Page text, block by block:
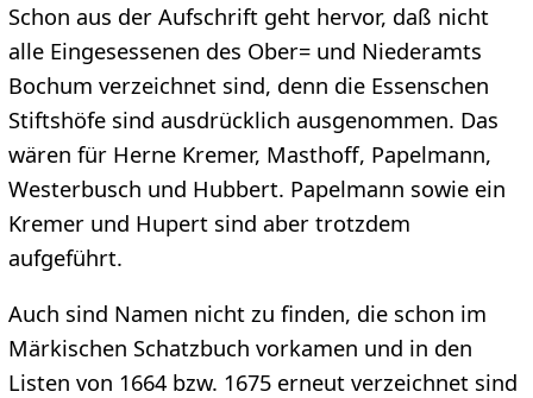
Schon aus der Aufschrift geht hervor, daß nicht
alle Eingesessenen des Ober= und Niederamts
Bochum verzeichnet sind, denn die Essenschen
Stiftshöfe sind ausdrücklich ausgenommen. Das
wären für Herne Kremer, Masthoff, Papelmann,
Westerbusch und Hubbert. Papelmann sowie ein
Kremer und Hupert sind aber trotzdem
aufgeführt.
Auch sind Namen nicht zu finden, die schon im
Märkischen Schatzbuch vorkamen und in den
Listen von 1664 bzw. 1675 erneut verzeichnet sind